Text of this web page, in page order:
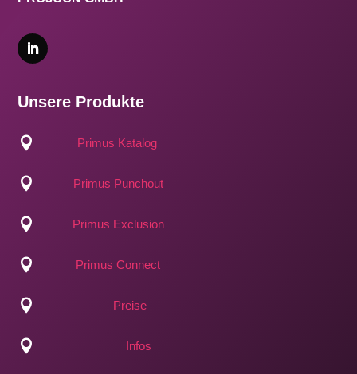
Unsere Produkte
 Primus Katalog
 Primus Punchout
 Primus Exclusion
 Primus Connect
 Preise
 Infos